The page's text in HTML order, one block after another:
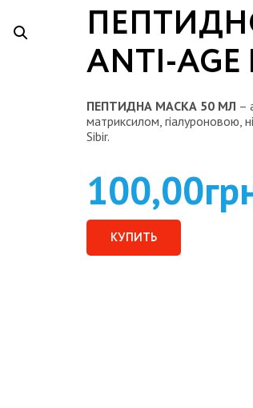
ANTI-
ПЕПТИДНА МАСКА 50 МЛ –
матриксилом, гіалуроновою,
Sibir.
100,00
КУПИТЬ